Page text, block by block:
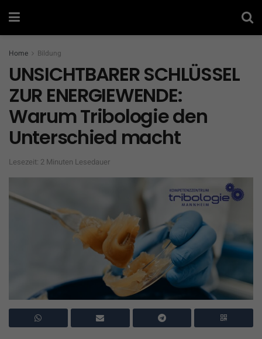
Home Bildung
UNSICHTBARER SCHLÜSSEL
ZUR ENERGIEWENDE:
Warum Tribologie den
Unterschied macht
Lesezeit: 2 Minuten Lesedauer